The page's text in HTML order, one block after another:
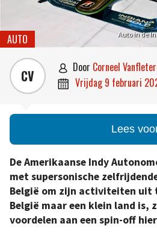
Auto in de
AUTO
CV  door Corneel
 vrijdag 9 februari
Lees
De Amerikaanse Indy
met supersonische
België om zijn activiteiten uit
België maar een klein land is,
voordelen aan een spin-off hier